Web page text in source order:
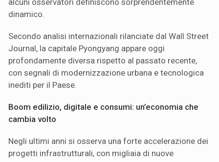
dinamico.
Secondo analisi internazionali rilanciate dal Wall Street
Journal, la capitale Pyongyang appare oggi
profondamente diversa rispetto al passato recente,
con segnali di modernizzazione urbana e tecnologica
inediti per il Paese.
Boom edilizio, digitale e consumi: un’economia che
cambia volto
Negli ultimi anni si osserva una forte accelerazione dei
progetti infrastrutturali, con migliaia di nuove